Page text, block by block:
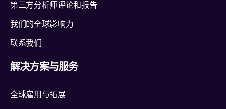
第三方分析师评论和报告
我们的全球影响力
联系我们
解决方案与服务
全球雇用与拓展